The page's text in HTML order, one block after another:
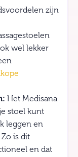
zijn
wel lekker
Het Medisana
stoel kunt
leggen en
is dit
en dat